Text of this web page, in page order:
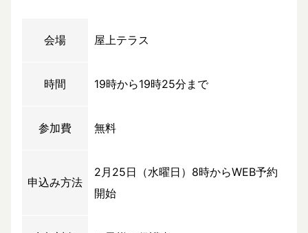
会場 屋上テラス
時間 19時から19時25分まで
参加費 無料
申込み方法
2月25日（水曜日）8時からWEB予約
開始